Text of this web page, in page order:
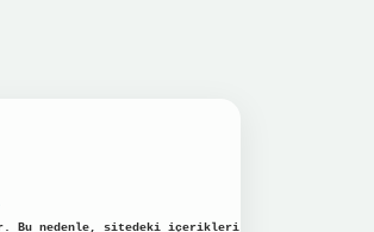
Bu nedenle, sitedeki içerikleri